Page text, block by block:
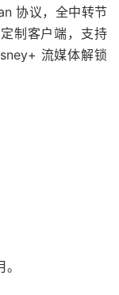
协议，全中转节
制客户端，支持
流媒体解锁